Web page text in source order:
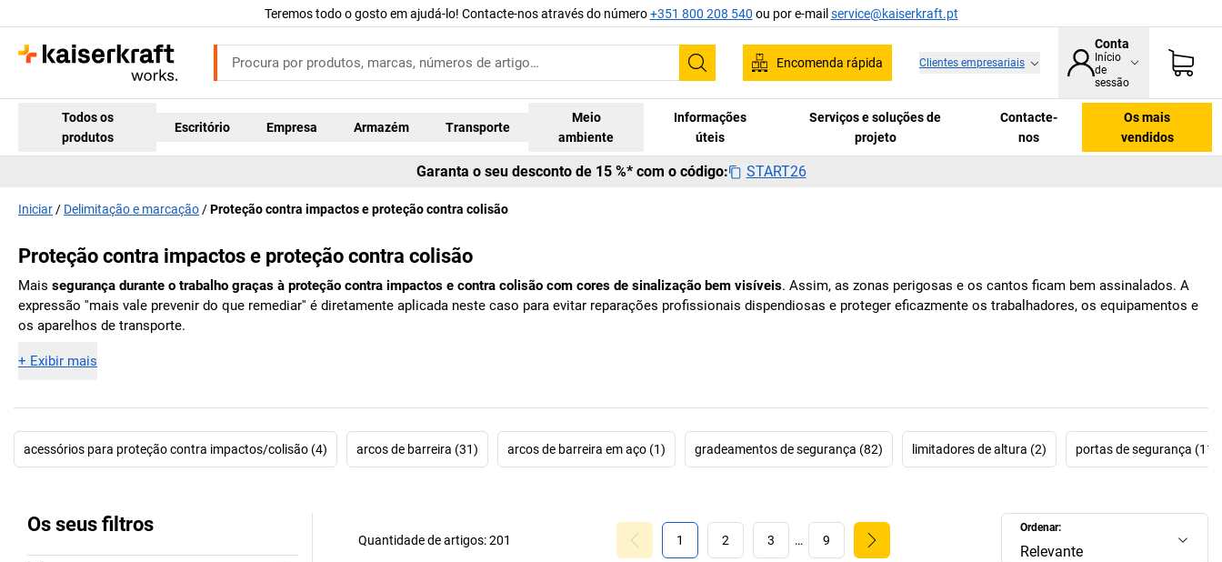
Teremos todo o gosto em ajudá-lo! Contacte-nos através do número+351 800 208 540 ou por e-mailservice@kaiserkraft.pt
Pesquisar
Encomenda rápida Clientes empresariais
Conta
Início
de
sessão
Todos os
produtos
Escritório Empresa Armazém Transporte
Meio
ambiente
Informações
úteis
Serviços e soluções de
projeto
Contacte-
nos
Os mais
vendidos
Garanta o seu desconto de 15 %* com o código: START26
Iniciar Delimitação e marcação Proteção contra impactos e proteção contra colisão
Proteção contra impactos e proteção contra colisão
Mais segurança durante o trabalho graças à proteção contra impactos e contra colisão com cores de sinalização bem visíveis. Assim, as zonas perigosas e os cantos ficam bem assinalados. A
expressão ''mais vale prevenir do que remediar'' é diretamente aplicada neste caso para evitar reparações profissionais dispendiosas e proteger eficazmente os trabalhadores, os equipamentos e
os aparelhos de transporte.
+ Exibir mais
acessórios para proteção contra impactos/colisão (4) arcos de barreira (31) arcos de barreira em aço (1) gradeamentos de segurança (82) limitadores de altura (2) portas de segurança (11)
Os seus filtros Ordenar:
Relevante
1 2 3 … 9
Quantidade de artigos:201